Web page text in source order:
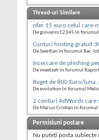
Thread-uri Similare
ofer 15 euro celui care-
De giovanni12345 în
Conturi hosting gratuit
De SeerKan în forumul Bar,
Incercare de phishing
De meetzah în forumul
Buget de 800 Euro/luna
De evolution în forumul
2 conturi AdWords care
De Marius Cristian în forumul
Permisiuni postare
Nu puteţi posta subiecte